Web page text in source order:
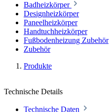
Badheizkörper
Designheizkörper
Paneelheizkörper
Handtuchheizkörper
Fußbodenheizung Zubehör
Zubehör
Produkte
Technische Details
Technische Daten